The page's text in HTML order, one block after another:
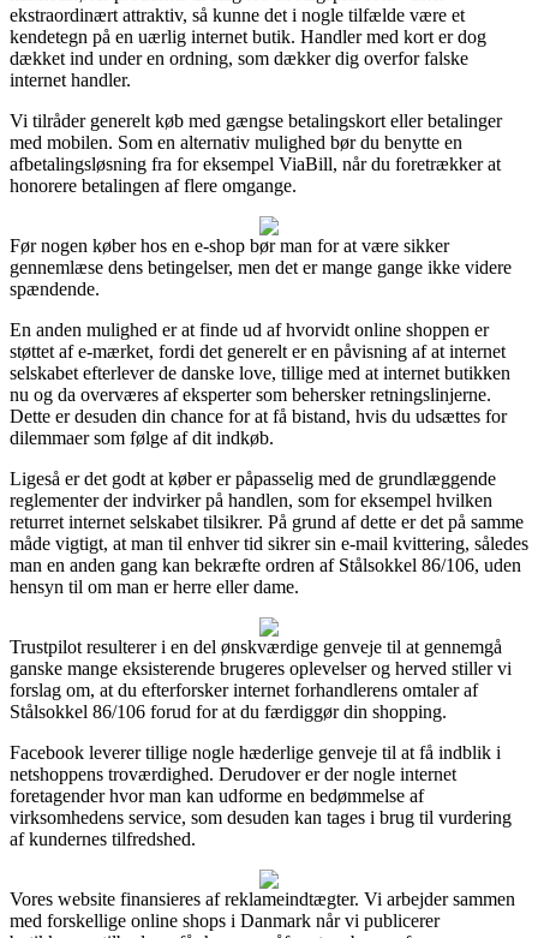
ekstraordinært attraktiv, så kunne det i nogle tilfælde være et
kendetegn på en uærlig internet butik. Handler med kort er dog
dækket ind under en ordning, som dækker dig overfor falske
internet handler.
Vi tilråder generelt køb med gængse betalingskort eller betalinger
med mobilen. Som en alternativ mulighed bør du benytte en
afbetalingsløsning fra for eksempel ViaBill, når du foretrækker at
honorere betalingen af flere omgange.
Før nogen køber hos en e-shop bør man for at være sikker
gennemlæse dens betingelser, men det er mange gange ikke videre
spændende.
En anden mulighed er at finde ud af hvorvidt online shoppen er
støttet af e-mærket, fordi det generelt er en påvisning af at internet
selskabet efterlever de danske love, tillige med at internet butikken
nu og da overværes af eksperter som behersker retningslinjerne.
Dette er desuden din chance for at få bistand, hvis du udsættes for
dilemmaer som følge af dit indkøb.
Ligeså er det godt at køber er påpasselig med de grundlæggende
reglementer der indvirker på handlen, som for eksempel hvilken
returret internet selskabet tilsikrer. På grund af dette er det på samme
måde vigtigt, at man til enhver tid sikrer sin e-mail kvittering, således
man en anden gang kan bekræfte ordren af Stålsokkel 86/106, uden
hensyn til om man er herre eller dame.
Trustpilot resulterer i en del ønskværdige genveje til at gennemgå
ganske mange eksisterende brugeres oplevelser og herved stiller vi
forslag om, at du efterforsker internet forhandlerens omtaler af
Stålsokkel 86/106 forud for at du færdiggør din shopping.
Facebook leverer tillige nogle hæderlige genveje til at få indblik i
netshoppens troværdighed. Derudover er der nogle internet
foretagender hvor man kan udforme en bedømmelse af
virksomhedens service, som desuden kan tages i brug til vurdering
af kundernes tilfredshed.
Vores website finansieres af reklameindtægter. Vi arbejder sammen
med forskellige online shops i Danmark når vi publicerer